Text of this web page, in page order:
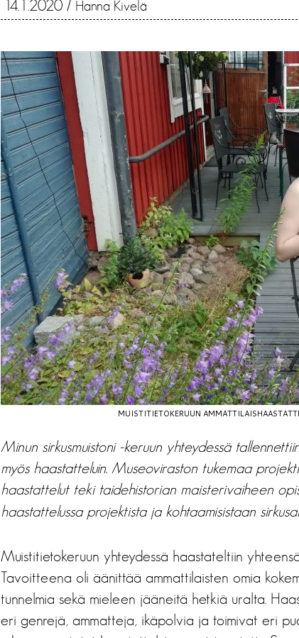
14.1.2020 / Hanna Kivelä
MUISTITIETOKERUUN
Minun sirkusmuistoni -keruun yhteydessä
myös haastatteluin. Museoviraston tukemaa
haastattelut teki taidehistorian maisterivaiheen
haastattelussa projektista ja kohtaamisistaan
Muistitietokeruun yhteydessä haastateltiin
Tavoitteena oli äänittää ammattilaisten omia
tunnelmia sekä mieleen jääneitä hetkiä uralta.
eri genrejä, ammatteja, ikäpolvia ja toimivat eri